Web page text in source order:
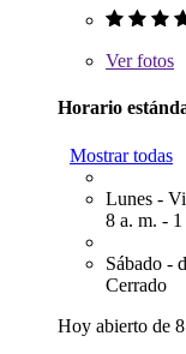
Verfotos
Horario
Mostrar todas
Lunes -
8 a. m. - 1
Sábado -
Cerrado
Hoy abierto de